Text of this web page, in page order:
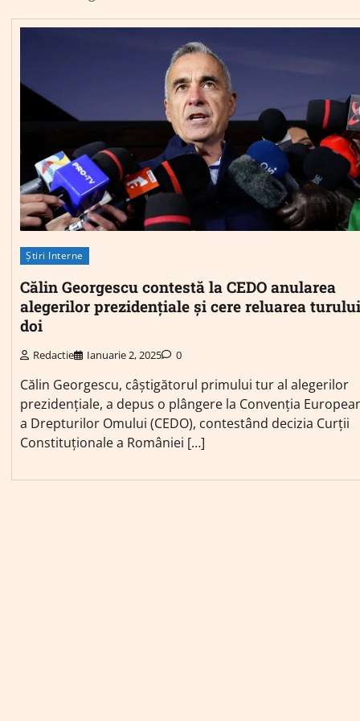
Știri Interne
Călin Georgescu contestă la CEDO anularea
alegerilor prezidențiale și cere reluarea turului
doi
Redactie Ianuarie 2, 2025 0
Călin Georgescu, câștigătorul primului tur al alegerilor
prezidențiale, a depus o plângere la Convenția
a Drepturilor Omului (CEDO), contestând decizia Curții
Constituționale a României […]